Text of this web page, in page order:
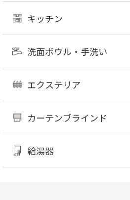
キッチン
洗面ボウル・手洗い
エクステリア
カーテンブラインド
給湯器